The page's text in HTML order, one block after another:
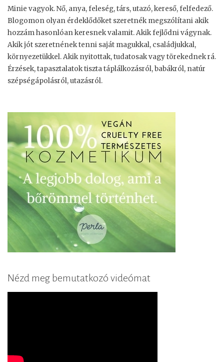
Minie vagyok. Nő, anya, feleség, társ, utazó, kereső, felfedező.
Blogomon olyan érdeklődőket szeretnék megszólítani akik
hozzám hasonlóan keresnek valamit. Akik fejlődni vágynak.
Akik jót szeretnének tenni saját magukkal, családjukkal,
környezetükkel. Akik nyitottak, tudatosak vagy törekednek rá.
Érzések, tapasztalatok tiszta táplálkozásról, babákról, natúr
szépségápolásról, utazásról.
Nézd meg bemutatkozó videómat